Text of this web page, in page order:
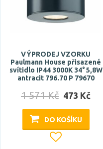
Prodloužená záruka
5 let
Značka
ARTEMIDE
ASTRO
VÝPRODEJ VZORKU
Paulmann House přisazené
svítidlo IP44 3000K 34° 5,8W
antracit 796.70 P 79670
1 571 Kč 473 Kč
DO KOŠÍKU